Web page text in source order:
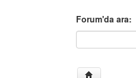
Forum'da ara:
Forum'da ara